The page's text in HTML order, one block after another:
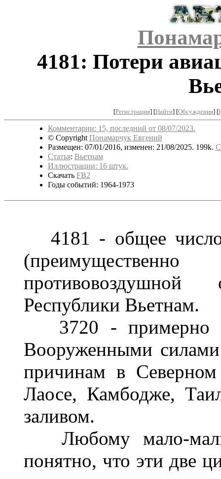
4181: Потери
[Регистрация] [Найти] [Обсуждения] [
Комментарии: 15, последний от 08/07/2023.
© CopyrightПонамарчук Евгений
Размещен: 07/01/2016, изменен: 21/08/2025. 199k.
Статья: Вьетнам
Иллюстрации: 16 штук.
Скачать FB2
Годы событий: 1964-1973
4181 - общее число
противовоздушной
Республики Вьетнам.
3720 - примерно
Вооруженными
причинам в
Лаосе, Камбодже,
заливом.
Любому мало-
понятно, что эти две